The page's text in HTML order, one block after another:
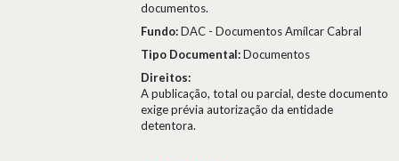
documentos.
Fundo:DAC - Documentos Amílcar Cabral
Tipo Documental:Documentos
Direitos:
A publicação, total ou parcial, deste documento
exige prévia autorização da entidade
detentora.